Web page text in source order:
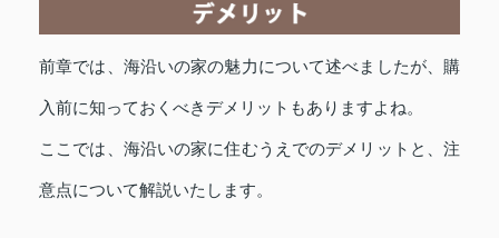
前章では、海沿いの家の魅力について述べましたが、購
入前に知っておくべきデメリットもありますよね。
ここでは、海沿いの家に住むうえでのデメリットと、注
意点について解説いたします。